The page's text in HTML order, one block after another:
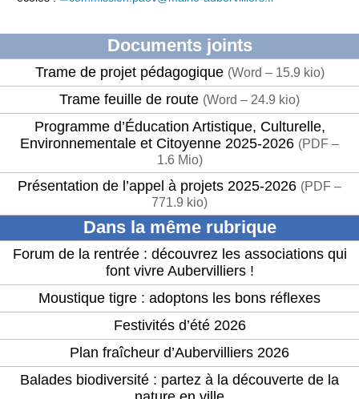
Documents joints
Trame de projet pédagogique (Word – 15.9 kio)
Trame feuille de route (Word – 24.9 kio)
Programme d’Éducation Artistique, Culturelle,
Environnementale et Citoyenne 2025-2026 (PDF –
1.6 Mio)
Présentation de l’appel à projets 2025-2026 (PDF –
771.9 kio)
Dans la même rubrique
Forum de la rentrée : découvrez les associations qui
font vivre Aubervilliers !
Moustique tigre : adoptons les bons réflexes
Festivités d’été 2026
Plan fraîcheur d’Aubervilliers 2026
Balades biodiversité : partez à la découverte de la